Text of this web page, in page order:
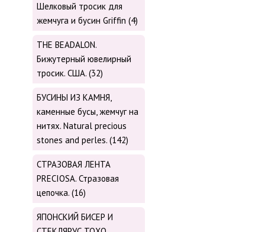
Шелковый тросик для
жемчуга и бусин Griffin (4)
THE BEADALON.
Бижутерный ювелирный
тросик. США. (32)
БУСИНЫ ИЗ КАМНЯ,
каменные бусы, жемчуг на
нитях. Natural precious
stones and perles. (142)
СТРАЗОВАЯ ЛЕНТА
PRECIOSA. Стразовая
цепочка. (16)
ЯПОНСКИЙ БИСЕР И